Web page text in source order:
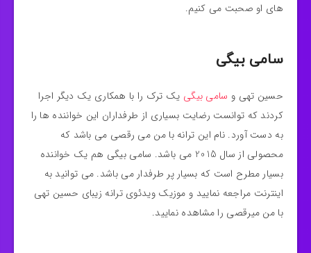
های او صحبت می کنیم.
سامی بیگی
حسین تهی و سامی بیگی یک ترک را با همکاری یک دیگر اجرا
کردند که توانست رضایت بسیاری از طرفداران این خواننده ها را
به دست آورد. نام این ترانه با من می رقصی می باشد که
محصولی از سال 2015 می باشد. سامی بیگی هم یک خواننده
بسیار مطرح است که بسیار پر طرفدار می باشد. می توانید به
اینترنت مراجعه نمایید و موزیک ویدئوی ترانه زیبای حسین تهی
با من میرقصی را مشاهده نمایید.